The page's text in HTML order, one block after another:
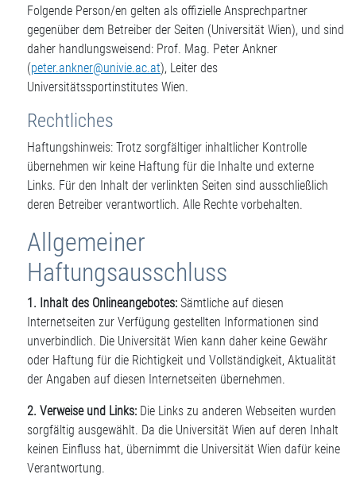
Folgende Person/en gelten als offizielle Ansprechpartner
gegenüber dem Betreiber der Seiten (Universität Wien), und sind
daher handlungsweisend: Prof. Mag. Peter Ankner
(peter.ankner@univie.ac.at), Leiter des
Universitätssportinstitutes Wien.
Rechtliches
Haftungshinweis: Trotz sorgfältiger inhaltlicher Kontrolle
übernehmen wir keine Haftung für die Inhalte und externe
Links. Für den Inhalt der verlinkten Seiten sind ausschließlich
deren Betreiber verantwortlich. Alle Rechte vorbehalten.
Allgemeiner
Haftungsausschluss
1. Inhalt des Onlineangebotes: Sämtliche auf diesen
Internetseiten zur Verfügung gestellten Informationen sind
unverbindlich. Die Universität Wien kann daher keine Gewähr
oder Haftung für die Richtigkeit und Vollständigkeit, Aktualität
der Angaben auf diesen Internetseiten übernehmen.
2. Verweise und Links: Die Links zu anderen Webseiten wurden
sorgfältig ausgewählt. Da die Universität Wien auf deren Inhalt
keinen Einfluss hat, übernimmt die Universität Wien dafür keine
Verantwortung.